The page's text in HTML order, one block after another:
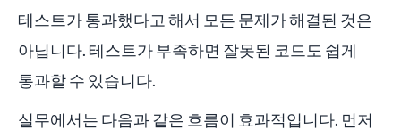
테스트가 통과했다고 해서 모든 문제가 해결된 것은
아닙니다. 테스트가 부족하면 잘못된 코드도 쉽게
통과할 수 있습니다.
실무에서는 다음과 같은 흐름이 효과적입니다. 먼저